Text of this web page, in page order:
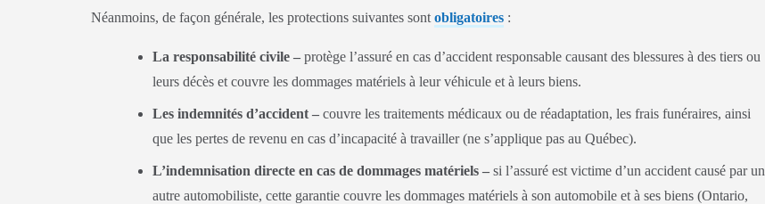
Néanmoins, de façon générale, les protections suivantes sont obligatoires :
La responsabilité civile –protège l’assuré en cas d’accident responsable causant des blessures à des tiers ou
leurs décès et couvre les dommages matériels à leur véhicule et à leurs biens.
Les indemnités d’accident –couvre les traitements médicaux ou de réadaptation, les frais funéraires, ainsi
que les pertes de revenu en cas d’incapacité à travailler (ne s’applique pas au Québec).
L’indemnisation directe en cas de dommages matériels –si l’assuré est victime d’un accident causé par un
autre automobiliste, cette garantie couvre les dommages matériels à son automobile et à ses biens (Ontario,